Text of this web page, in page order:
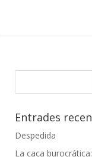
Entrades
Despedida
La caca